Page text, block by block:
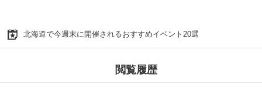
北海道で今週末に開催されるおすすめイベント20選
閲覧履歴